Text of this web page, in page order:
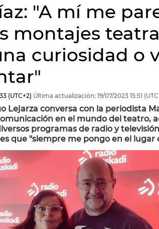
"A mí me
montajes
curiosidad o
(UTC+2) Última actualización: 19/07/2023 15:51
Lejarza conversa con la periodista
en el mundo del teatro,
programas de radio y
que "siempre me pongo en el lugar